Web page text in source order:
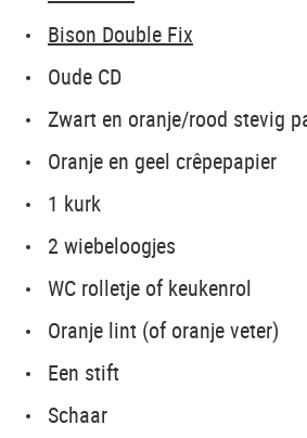
Bison Double Fix
Oude CD
Zwart en oranje/rood stevig
Oranje en geel crêpepapier
1 kurk
2 wiebeloogjes
WC rolletje of keukenrol
Oranje lint (of oranje veter)
Een stift
Schaar